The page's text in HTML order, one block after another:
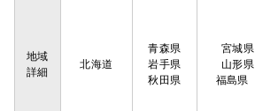
地域
詳細
北海道
青森県
岩手県
秋田県
宮城県
山形県
福島県